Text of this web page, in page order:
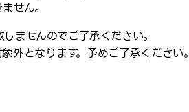
せん。
ませんのでご了承ください。
外となります。予めご了承ください。